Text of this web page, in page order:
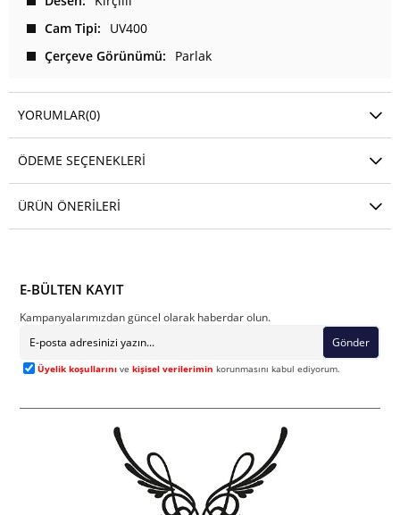
Cam Tipi
UV400
Çerçeve Görünümü
Parlak
YORUMLAR(0)
ÖDEME SEÇENEKLERI
ÜRÜN ÖNERILERI
E-BÜLTEN KAYIT
Kampanyalarımızdan güncel olarak haberdar olun.
Gönder
Üyelik koşullarını vekişisel verilerimin korunmasını kabul ediyorum.